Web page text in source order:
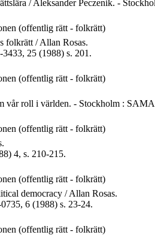
/ Aleksander Peczenik. -
(offentlig rätt - folkrätt)
folkrätt / Allan Rosas.
25 (1988) s. 201.
(offentlig rätt - folkrätt)
roll i världen. - Stockholm :
(offentlig rätt - folkrätt)
4, s. 210-215.
(offentlig rätt - folkrätt)
democracy / Allan Rosas.
6 (1988) s. 23-24.
(offentlig rätt - folkrätt)